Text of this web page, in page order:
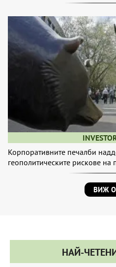
Корпоративните печалби
геополитическите рискове на
ВИЖ
НАЙ-